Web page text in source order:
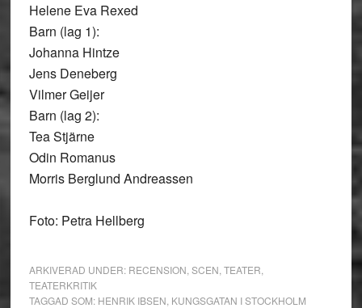
Helene Eva Rexed
Barn (lag 1):
Johanna Hintze
Jens Deneberg
Vilmer Geijer
Barn (lag 2):
Tea Stjärne
Odin Romanus
Morris Berglund Andreassen
Foto: Petra Hellberg
ARKIVERAD UNDER: RECENSION SCEN TEATER
TEATERKRITIK
TAGGAD SOM: HENRIK IBSEN KUNGSGATAN I STOCKHOLM